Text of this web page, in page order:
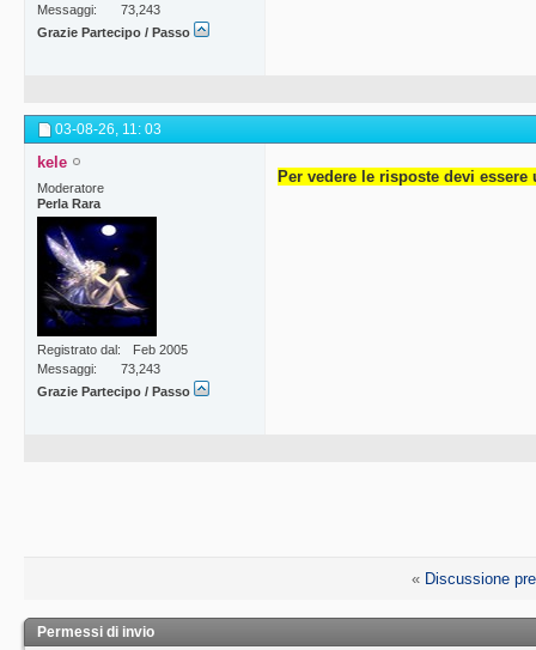
Messaggi
73,243
Grazie Partecipo / Passo
03-08-26, 11: 03
kele
Moderatore
Perla Rara
Registrato dal
Feb 2005
Messaggi
73,243
Grazie Partecipo / Passo
Per vedere le risposte devi
« Discussione
Permessi di invio